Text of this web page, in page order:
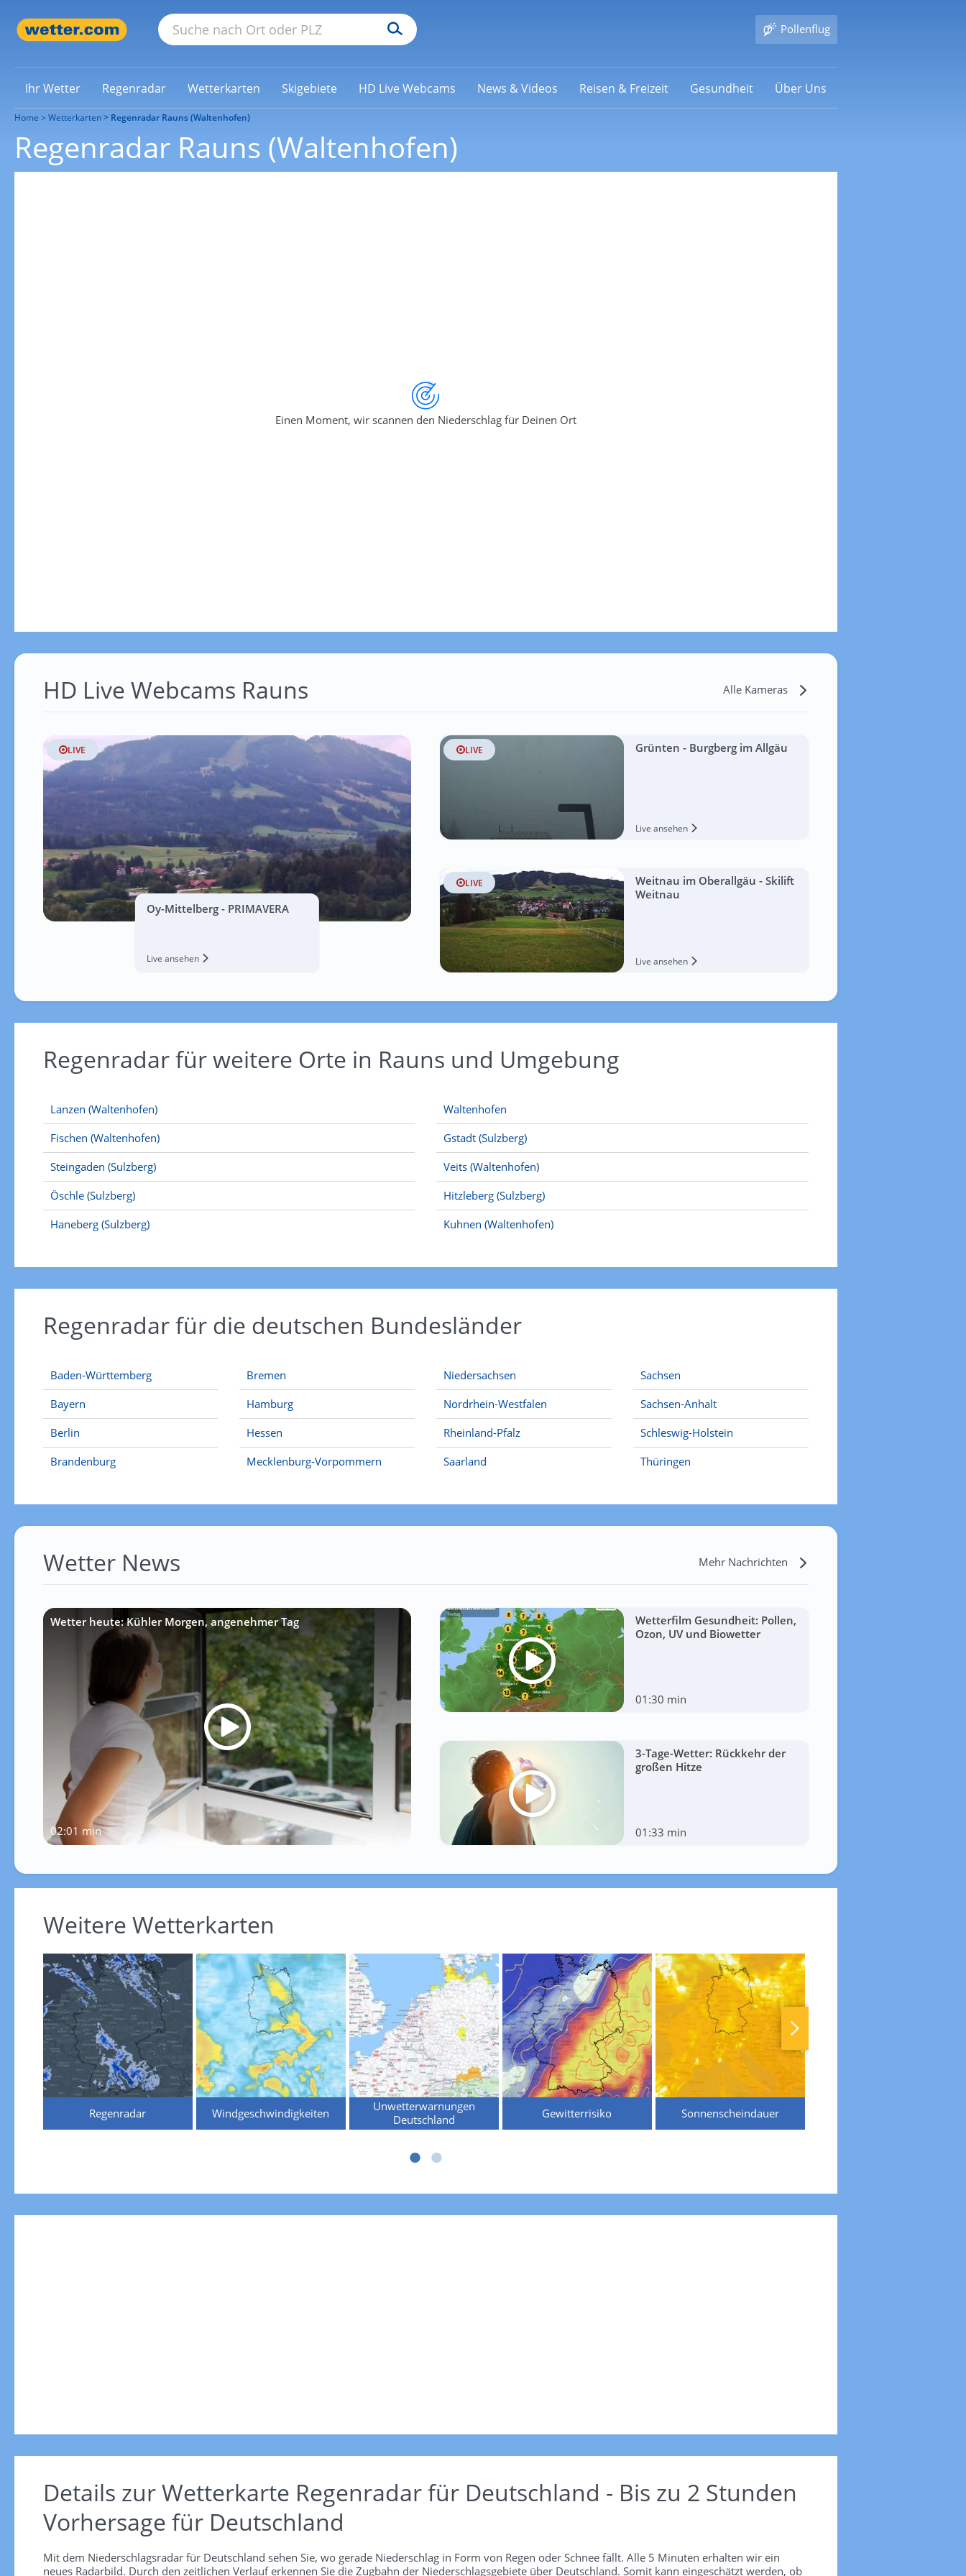
Pollenflug
Ihr Wetter Regenradar Wetterkarten Skigebiete HD Live Webcams News & Videos Reisen & Freizeit Gesundheit Über Uns
Home Wetterkarten Regenradar Rauns (Waltenhofen)
Regenradar Rauns (Waltenhofen)
Einen Moment, wir scannen den Niederschlag für Deinen Ort
HD Live Webcams Rauns Alle Kameras
LIVE
Oy-Mittelberg - PRIMAVERA
Live ansehen
LIVE Grünten - Burgberg im Allgäu
Live ansehen
LIVE
Weitnau im Oberallgäu - Skilift
Weitnau
Live ansehen
Regenradar für weitere Orte in Rauns und Umgebung
Lanzen (Waltenhofen)
Fischen (Waltenhofen)
Steingaden (Sulzberg)
Öschle (Sulzberg)
Haneberg (Sulzberg)
Waltenhofen
Gstadt (Sulzberg)
Veits (Waltenhofen)
Hitzleberg (Sulzberg)
Kuhnen (Waltenhofen)
Regenradar für die deutschen Bundesländer
Baden-Württemberg
Bayern
Berlin
Brandenburg
Bremen
Hamburg
Hessen
Mecklenburg-Vorpommern
Niedersachsen
Nordrhein-Westfalen
Rheinland-Pfalz
Saarland
Sachsen
Sachsen-Anhalt
Schleswig-Holstein
Thüringen
Wetter News Mehr Nachrichten
Wetter heute: Kühler Morgen, angenehmer Tag
02:01 min
Wetterfilm Gesundheit: Pollen,
Ozon, UV und Biowetter
01:30 min
3-Tage-Wetter: Rückkehr der
großen Hitze
01:33 min
Weitere Wetterkarten
Regenradar Windgeschwindigkeiten
Unwetterwarnungen
Deutschland
Gewitterrisiko Sonnenscheindauer
Details zur Wetterkarte Regenradar für Deutschland - Bis zu 2 Stunden
Vorhersage für Deutschland
Mit dem Niederschlagsradar für Deutschland sehen Sie, wo gerade Niederschlag in Form von Regen oder Schnee fällt. Alle 5 Minuten erhalten wir ein
neues Radarbild. Durch den zeitlichen Verlauf erkennen Sie die Zugbahn der Niederschlagsgebiete über Deutschland. Somit kann eingeschätzt werden, ob